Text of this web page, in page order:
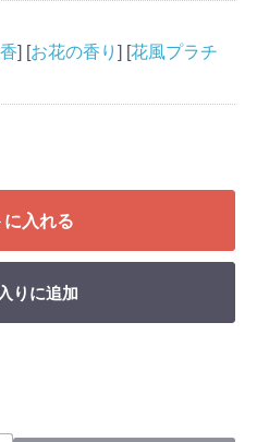
] [お花の香り ] [花風プラチ
に入れる
りに追加